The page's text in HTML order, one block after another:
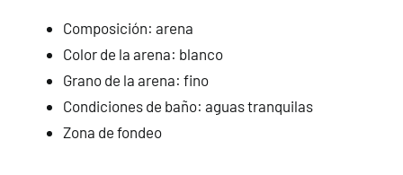
Composición: arena
Color de la arena: blanco
Grano de la arena: fino
Condiciones de baño: aguas tranquilas
Zona de fondeo